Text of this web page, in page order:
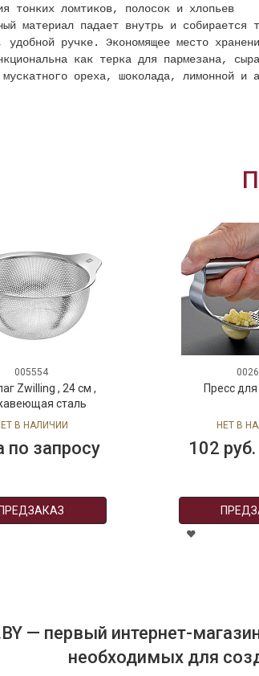
тонких ломтиков, полосок и хлопьев
материал падает внутрь и
удобной ручке. Экономящее место
как терка для пармезана,
ореха, шоколада, лимонной и
005554
Zwilling , 24 см ,
сталь
В НАЛИЧИИ
по запросу
ПРЕДЗАКАЗ
Пресс
НЕТ В
102
— первый интернет-
необходимых для